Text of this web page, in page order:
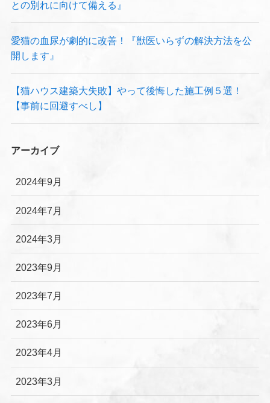
との別れに向けて備える』
愛猫の血尿が劇的に改善！『獣医いらずの解決方法を公
開します』
【猫ハウス建築大失敗】やって後悔した施工例５選！
【事前に回避すべし】
アーカイブ
2024年9月
2024年7月
2024年3月
2023年9月
2023年7月
2023年6月
2023年4月
2023年3月